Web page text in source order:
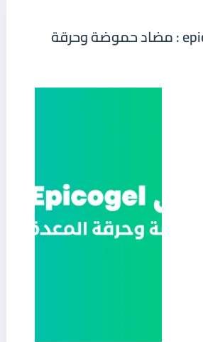
ابيكوجيل epicogel : مضاد حموضة وحرقة